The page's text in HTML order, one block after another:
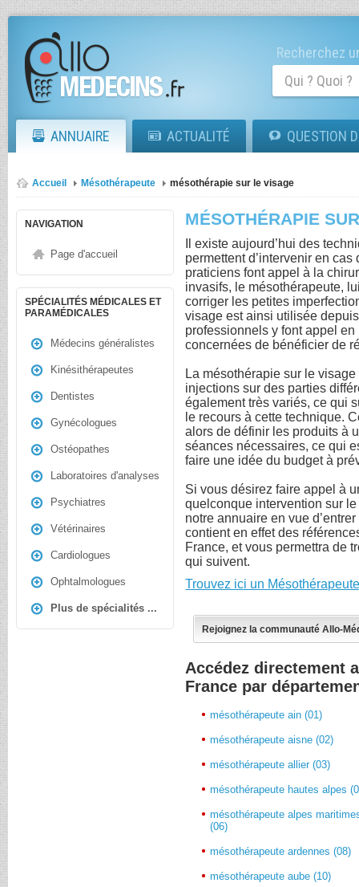
Recherchez
ANNUAIRE ACTUALITÉ QUESTION
Accueil Mésothérapeute mésothérapie sur le visage
NAVIGATION
Page d'accueil
SPÉCIALITÉS MÉDICALES ET
PARAMÉDICALES
Médecins généralistes
Kinésithérapeutes
Dentistes
Gynécologues
Ostéopathes
Laboratoires d'analyses
Psychiatres
Vétérinaires
Cardiologues
Ophtalmologues
Plus de spécialités ...
MÉSOTHÉRAPIE
Il existe aujourd’hui des
permettent d’intervenir en
praticiens font appel à la
invasifs, le mésothérapeute,
corriger les petites
visage est ainsi utilisée
professionnels y font appel
concernées de bénéficier de
La mésothérapie sur le
injections sur des parties
également très variés, ce qui
le recours à cette technique.
alors de définir les produits à
séances nécessaires, ce qui
faire une idée du budget à
Si vous désirez faire appel à
quelconque intervention sur
notre annuaire en vue
contient en effet des
France, et vous permettra de
qui suivent.
Trouvez ici un
Rejoignez la communauté Allo-
Accédez directement
France par
mésothérapeute ain (01)
mésothérapeute aisne (02)
mésothérapeute allier (03)
mésothérapeute hautes alpes
mésothérapeute alpes
(06)
mésothérapeute ardennes (08)
mésothérapeute aube (10)